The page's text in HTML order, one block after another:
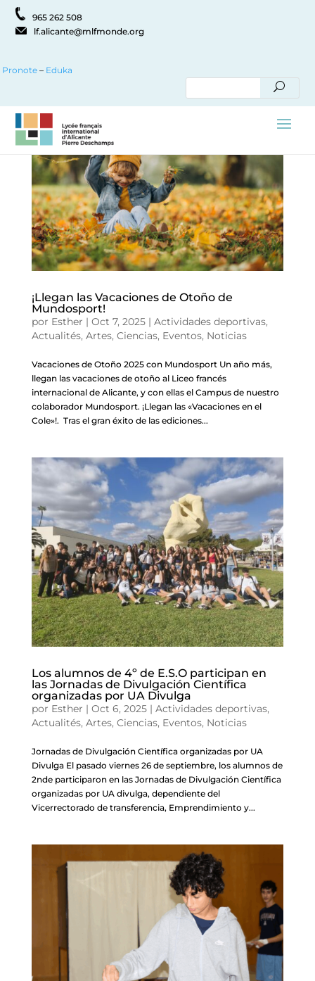
965 262 508
lf.alicante@mlfmonde.org
Pronote – Eduka
¡Llegan las Vacaciones de Otoño de
Mundosport!
por Esther | Oct 7, 2025| Actividades deportivas,
Actualités, Artes, Ciencias, Eventos, Noticias
Vacaciones de Otoño 2025 con Mundosport Un año más,
llegan las vacaciones de otoño al Liceo francés
internacional de Alicante, y con ellas el Campus de nuestro
colaborador Mundosport. ¡Llegan las «Vacaciones en el
Cole»!. Tras el gran éxito de las ediciones...
Los alumnos de 4º de E.S.O participan en
las Jornadas de Divulgación Científica
organizadas por UA Divulga
por Esther | Oct 6, 2025| Actividades deportivas,
Actualités, Artes, Ciencias, Eventos, Noticias
Jornadas de Divulgación Científica organizadas por UA
Divulga El pasado viernes 26 de septiembre, los alumnos de
2nde participaron en las Jornadas de Divulgación Científica
organizadas por UA divulga, dependiente del
Vicerrectorado de transferencia, Emprendimiento y...